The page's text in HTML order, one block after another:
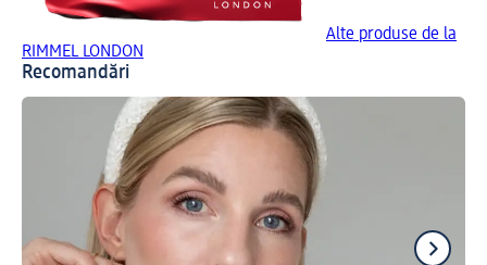
Alte produse de la
RIMMEL LONDON
Recomandări